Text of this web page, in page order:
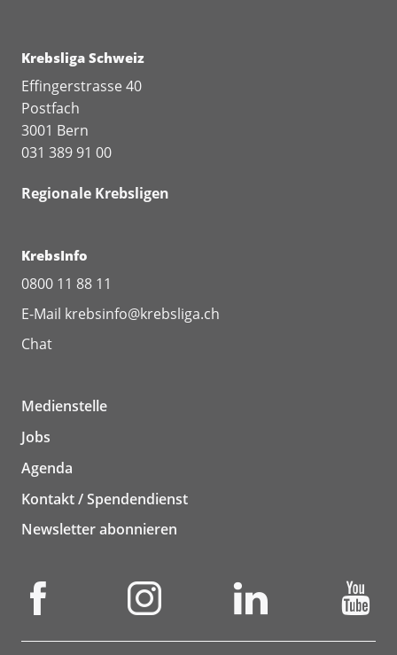
Krebsliga Schweiz
Effingerstrasse 40
Postfach
3001 Bern
031 389 91 00
Regionale Krebsligen
KrebsInfo
0800 11 88 11
E-Mail krebsinfo@krebsliga.ch
Chat
Medienstelle
Jobs
Agenda
Kontakt / Spendendienst
Newsletter abonnieren